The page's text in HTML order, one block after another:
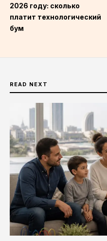
2026 году: сколько
платит технологический
бум
READ NEXT